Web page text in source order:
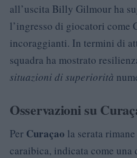
all’uscita Billy Gilmour ha
l’ingresso di giocatori come
incoraggianti. In termini di
squadra ha mostrato
situazioni di superiorità
Osservazioni su
Per Curaçao la serata
caraibica, indicata come